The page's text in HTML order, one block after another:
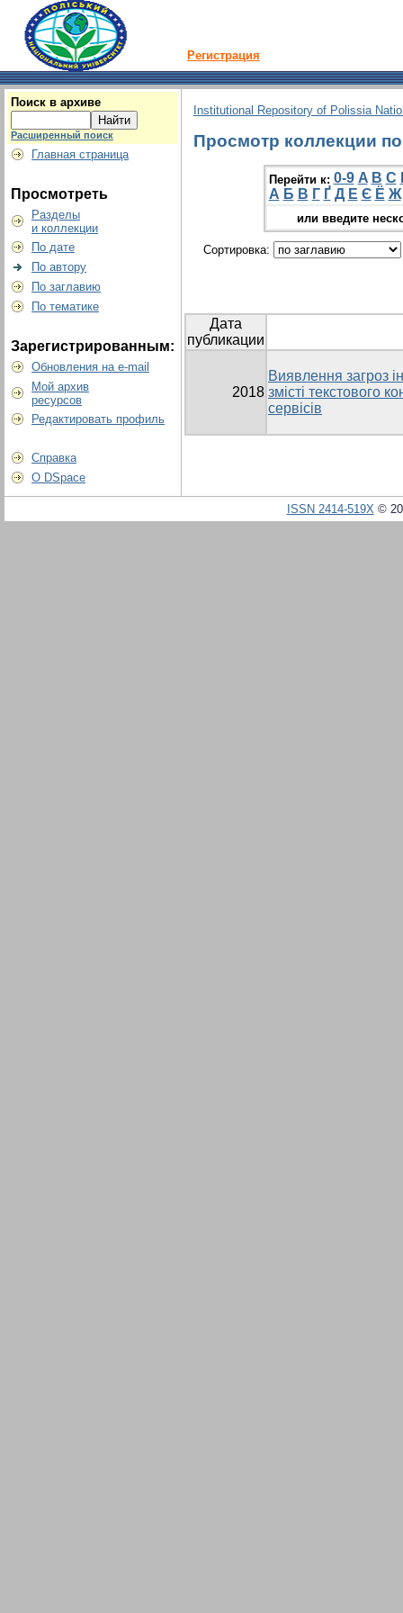
Регистрация
Поиск в архиве
Расширенный поиск
Главная страница
Просмотреть
Разделы
и коллекции
По дате
По автору
По заглавию
По тематике
Зарегистрированным:
Обновления на e-mail
Мой архив
ресурсов
Редактировать профиль
Справка
О DSpace
Institutional Repository of Polissia
Просмотр коллекции
Перейти к: 0-9 A B C
А Б В Г Ґ Д Е Є Ё Ж
или введите
Сортировка:
Дата
публикации
2018
Виявлення загроз
змісті текстового
сервісів
ISSN 2414-519X©